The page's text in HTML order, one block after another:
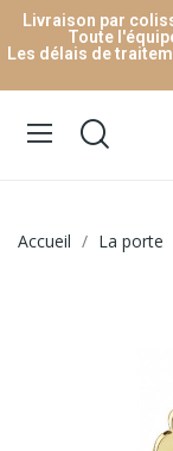
Livraison par
Toute
Les délais de
Accueil La porte